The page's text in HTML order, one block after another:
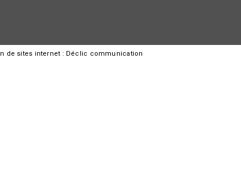
de sites internet : Déclic communication